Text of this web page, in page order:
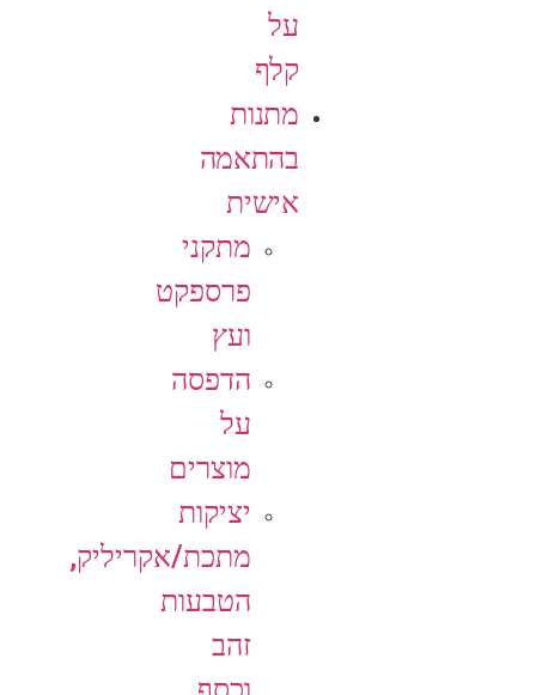
על
קלף
מתנות
בהתאמה
אישית
מתקני
פרספקט
ועץ
הדפסה
על
מוצרים
יציקות
מתכת/אקריליק,
הטבעות
זהב